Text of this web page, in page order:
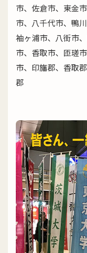
市、佐倉市、東金
市、八千代市、鴨
袖ヶ浦市、八街市
市、香取市、匝瑳
市、印旛郡、香取
郡